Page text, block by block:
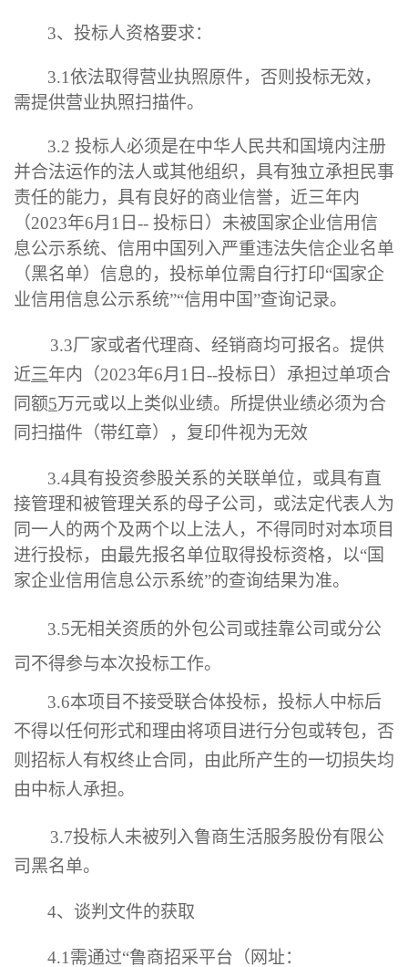
3、 投标人资格要求：
3.1依法取得营业执照原件，否则投标无效，
需提供营业执照扫描件。
3.2 投标人必须是在中华人民共和国境内注册
并合法运作的法人或其他组织，具有独立承担民事
责任的能力，具有良好的商业信誉，近三年内
（2023年6月 1 日-- 投标日 ）未被国家企业信用信
息公示系统、 信用中国列入严重违法失信企业名单
（黑名单）信息的，投标单位需自行打印“国家企
业信用信息公示系统”“信用中国”查询记录。
3.3厂家或者代理商、经销商均可报名。 提供
近三年内（2023年6月 1 日--投标日 ） 承担过单项合
同额5万元或以上类似业绩。 所提供业绩必须为合
同扫描件（带红章），复印件视为无效
3.4具有投资参股关系的关联单位，或具有直
接管理和被管理关系的母子公司，或法定代表人为
同一人的两个及两个以上法人，不得同时对本项目
进行投标，由最先报名单位取得投标资格，以“国
家企业信用信息公示系统”的查询结果为准。
3.5无相关资质的外包公司或挂靠公司或分公
司不得参与本次投标工作。
3.6本项目不接受联合体投标，投标人中标后
不得以任何形式和理由将项目进行分包或转包，否
则招标人有权终止合同，由此所产生的一切损失均
由中标人承担。
3.7投标人未被列入鲁商生活服务股份有限公
司黑名单。
4、 谈判 文件的获取
4.1需通过“鲁商招采平台（网址：